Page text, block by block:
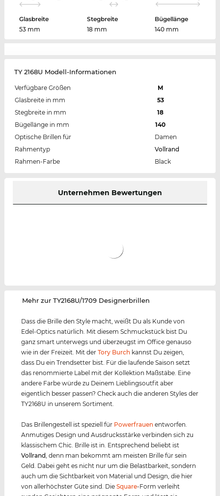
Glasbreite
53 mm
Stegbreite
18 mm
Bügellänge
140 mm
TY 2168U Modell-Informationen
Verfügbare Größen
M
Glasbreite in mm
53
Stegbreite in mm
18
Bügellänge in mm
140
Optische Brillen für
Damen
Rahmentyp
Vollrand
Rahmen-Farbe
Black
Unternehmen Bewertungen
‌Mehr zur TY2168U/1709 Designerbrillen
Dass die Brille den Style macht, weißt Du als Kunde von
Edel-Optics natürlich. Mit diesem Schmuckstück bist Du
ganz smart unterwegs und überzeugst im Office genauso
wie in der Freizeit. Mit derTory Burch kannst Du zeigen,
dass Du ein Trendsetter bist. Für die laufende Saison setzt
das renommierte Label mit der Kollektion Maßstäbe. Eine
andere Farbe würde zu Deinem Lieblingsoutfit aber
eigentlich besser passen? Check auch die anderen Styles der
TY2168U in unserem Sortiment.
Das Brillengestell ist speziell für Powerfrauen entworfen.
Anmutiges Design und Ausdrucksstärke verbinden sich zu
klassischem Chic. Brille ist in. Entsprechend beliebt ist
Vollrand, denn man bekommt am meisten Brille für sein
Geld. Dabei geht es nicht nur um die Belastbarkeit, sondern
auch um die Sichtbarkeit von Material und Design, die hier
von allerhöchster Güte sind. DieSquare-Form verleiht